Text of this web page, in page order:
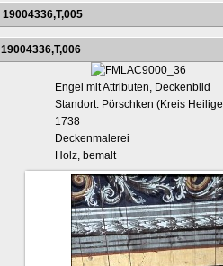
19004336,T,005
19004336,T,006
Engel mit Attributen, Deckenbild
Standort: Pörschken (Kreis
1738
Deckenmalerei
Holz, bemalt